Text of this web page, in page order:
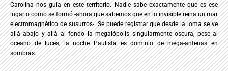
Carolina nos guía en este territorio. Nadie sabe exactamente que es ese
lugar o como se formó -ahora que sabemos que en lo invisible reina un mar
electromagnético de susurros-. Se puede registrar que desde la loma se ve
allá abajo y allá al fondo la megalópolis singularmente oscura, pese al
oceano de luces, la noche Paulista es dominio de mega-antenas en
sombras.